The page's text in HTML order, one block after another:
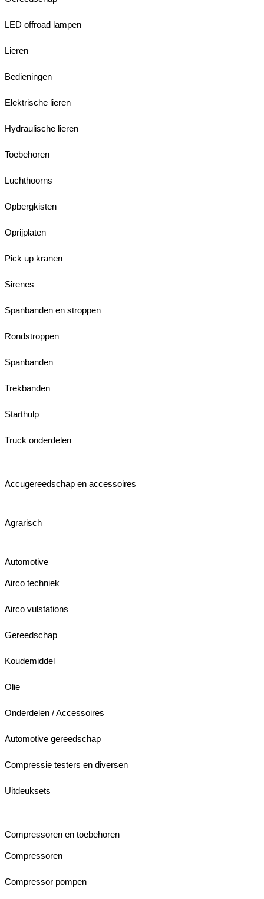
LED offroad lampen
Lieren
Bedieningen
Elektrische lieren
Hydraulische lieren
Toebehoren
Luchthoorns
Opbergkisten
Oprijplaten
Pick up kranen
Sirenes
Spanbanden en stroppen
Rondstroppen
Spanbanden
Trekbanden
Starthulp
Truck onderdelen
Accugereedschap en accessoires
Agrarisch
Automotive
Airco techniek
Airco vulstations
Gereedschap
Koudemiddel
Olie
Onderdelen / Accessoires
Automotive gereedschap
Compressie testers en diversen
Uitdeuksets
Compressoren en toebehoren
Compressoren
Compressor pompen